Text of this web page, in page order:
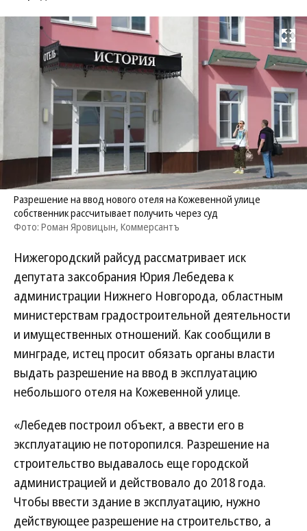
Развернуть
Разрешение на ввод нового отеля на Кожевенной улице
собственник рассчитывает получить через суд
Фото: Роман Яровицын, Коммерсантъ
Нижегородский райсуд рассматривает иск
депутата заксобрания Юрия Лебедева к
администрации Нижнего Новгорода, областным
министерствам градостроительной деятельности
и имущественных отношений. Как сообщили в
минграде, истец просит обязать органы власти
выдать разрешение на ввод в эксплуатацию
небольшого отеля на Кожевенной улице.
«Лебедев построил объект, а ввести его в
эксплуатацию не поторопился. Разрешение на
строительство выдавалось еще городской
администрацией и действовало до 2018 года.
Чтобы ввести здание в эксплуатацию, нужно
действующее разрешение на строительство, а